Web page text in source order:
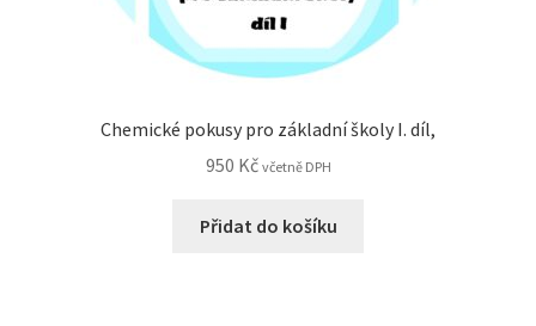
Chemické pokusy pro základní školy I. díl,
950 Kč včetně DPH
Přidat do košíku